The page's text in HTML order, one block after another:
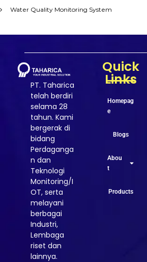
Water Quality Monitoring System
PT. Taharica
telah berdiri
selama 28
tahun. Kami
bergerak di
bidang
Perdaganga
n dan
Teknologi
Monitoring/I
OT, serta
melayani
berbagai
Industri,
Lembaga
riset dan
lainnya.
Quick
Links
Homepag
e
Blogs
Abou
t
Products